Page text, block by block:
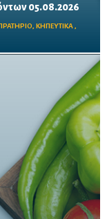
05.08.2026
, ΚΗΠΕΥΤΙΚΑ ,